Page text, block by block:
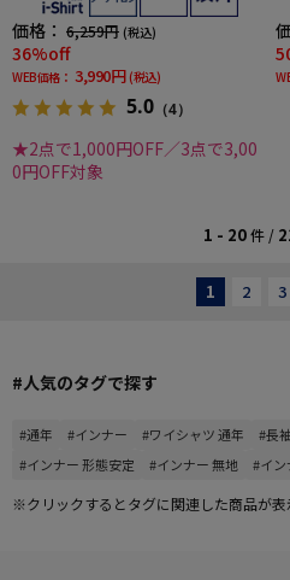
価格： 6,259円 (税込)
36%off
WEB価格： 3,990円 (税込)
5.0 （4）
★2点で1,000円OFF／3点で3,00
0円OFF対象
1 - 20件 /
1 2 3
#人気のタグで探す
#通年 #インナー #ワイシャツ 通年 #長
#インナー 形態安定
#インナー 無地 #イン
※クリックするとタグに関連した商品が表